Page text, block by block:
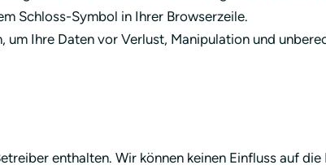
Schloss-Symbol in Ihrer Browserzeile.
Ihre Daten vor Verlust, Manipulation und
enthalten. Wir können keinen Einfluss auf